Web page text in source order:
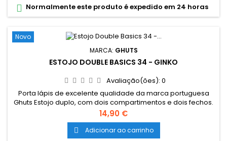
 Normalmente este produto é expedido em 24 horas
Novo
MARCA: GHUTS
ESTOJO DOUBLE BASICS 34 - GINKO
Avaliação(ões): 0
Porta lápis de excelente qualidade da marca portuguesa
Ghuts Estojo duplo, com dois compartimentos e dois fechos.
Dimensões: 20,5 x 9,5 x 8 cm Características: Polyester 600D;
Fechos e cursor certificados YKK
Preço
14,90 €
 Adicionar ao carrinho